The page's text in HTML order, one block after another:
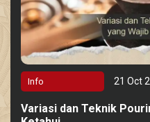
Info 21 Oct
Variasi dan Teknik